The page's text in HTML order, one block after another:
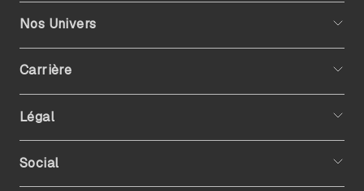
Nos Univers
Carrière
Légal
Social